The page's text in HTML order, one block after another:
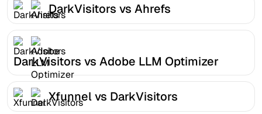
DarkVisitors vs Ahrefs
DarkVisitors vs Adobe LLM Optimizer
Xfunnel vs DarkVisitors